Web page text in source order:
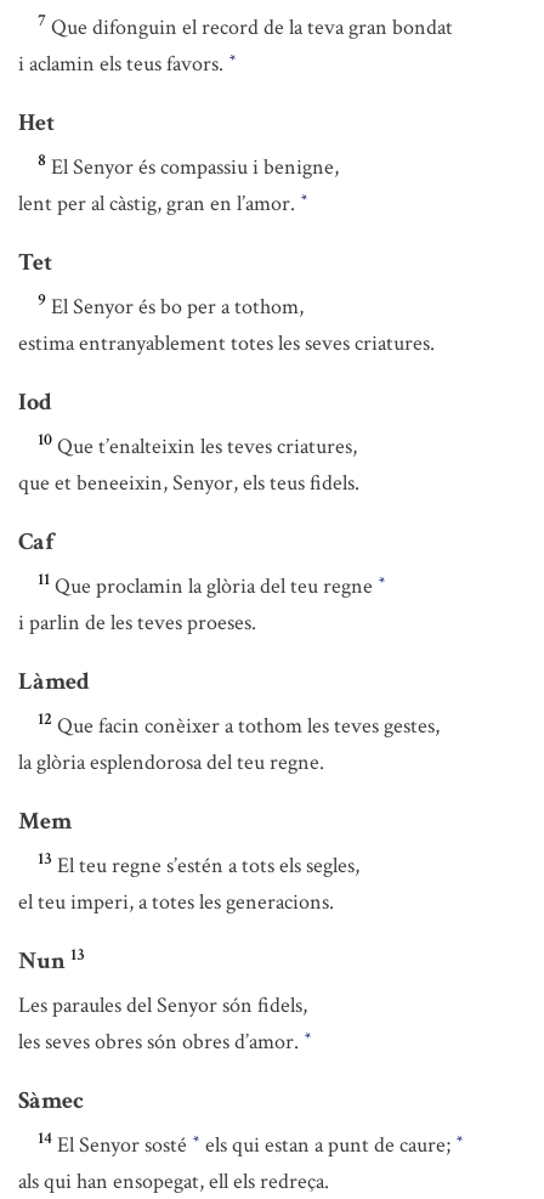
7 Que difonguin el record de la teva gran bondat
i aclamin els teus favors. *
Het
8 El Senyor és compassiu i benigne,
lent per al càstig, gran en l’amor. *
Tet
9 El Senyor és bo per a tothom,
estima entranyablement totes les seves criatures.
Iod
10 Que t’enalteixin les teves criatures,
que et beneeixin, Senyor, els teus fidels.
Caf
11 Que proclamin la glòria del teu regne *
i parlin de les teves proeses.
Làmed
12 Que facin conèixer a tothom les teves gestes,
la glòria esplendorosa del teu regne.
Mem
13 El teu regne s’estén a tots els segles,
el teu imperi, a totes les generacions.
Nun 13
Les paraules del Senyor són fidels,
les seves obres són obres d’amor. *
Sàmec
14 El Senyor sosté * els qui estan a punt de caure; *
als qui han ensopegat, ell els redreça.